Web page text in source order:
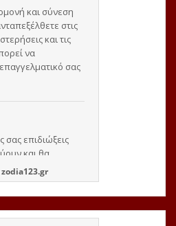
zodia123.gr